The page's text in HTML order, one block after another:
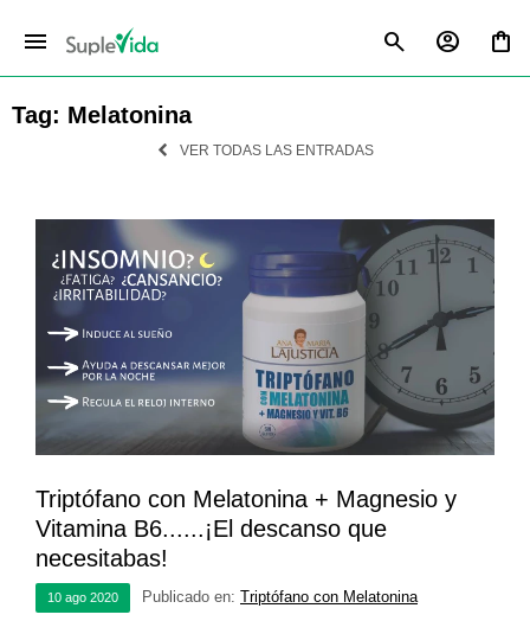
menu
Tag: Melatonina
VER TODAS LAS ENTRADAS
Triptófano con Melatonina + Magnesio y
Vitamina B6......¡El descanso que
necesitabas!
10 ago 2020 Publicado en: Triptófano con Melatonina